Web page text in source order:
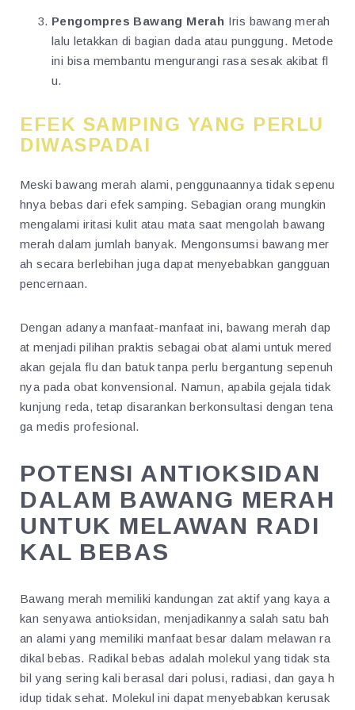
Pengompres Bawang Merah Iris bawang merah
lalu letakkan di bagian dada atau punggung. Metode
ini bisa membantu mengurangi rasa sesak akibat fl
u.
EFEK SAMPING YANG PERLU
DIWASPADAI
Meski bawang merah alami, penggunaannya tidak sepenu
hnya bebas dari efek samping. Sebagian orang mungkin
mengalami iritasi kulit atau mata saat mengolah bawang
merah dalam jumlah banyak. Mengonsumsi bawang mer
ah secara berlebihan juga dapat menyebabkan gangguan
pencernaan.
Dengan adanya manfaat-manfaat ini, bawang merah dap
at menjadi pilihan praktis sebagai obat alami untuk mered
akan gejala flu dan batuk tanpa perlu bergantung sepenuh
nya pada obat konvensional. Namun, apabila gejala tidak
kunjung reda, tetap disarankan berkonsultasi dengan tena
ga medis profesional.
POTENSI ANTIOKSIDAN
DALAM BAWANG MERAH
UNTUK MELAWAN RADI
KAL BEBAS
Bawang merah memiliki kandungan zat aktif yang kaya a
kan senyawa antioksidan, menjadikannya salah satu bah
an alami yang memiliki manfaat besar dalam melawan ra
dikal bebas. Radikal bebas adalah molekul yang tidak sta
bil yang sering kali berasal dari polusi, radiasi, dan gaya h
idup tidak sehat. Molekul ini dapat menyebabkan kerusak